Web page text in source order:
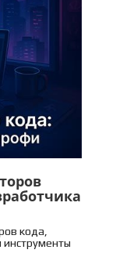
кода,
инструменты